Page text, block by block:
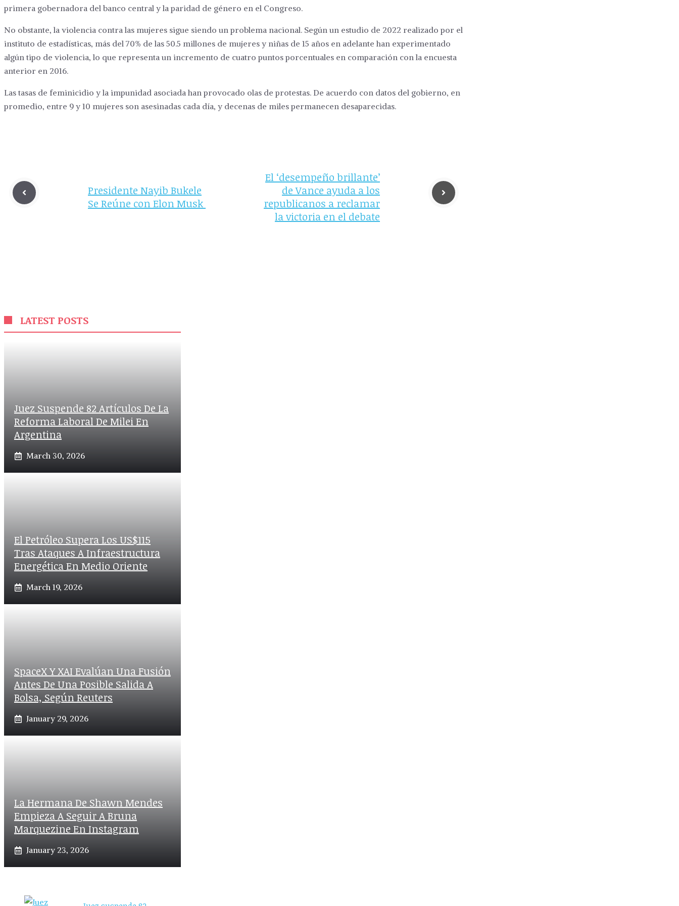
primera gobernadora del banco central y la paridad de género en el Congreso.
No obstante, la violencia contra las mujeres sigue siendo un problema nacional. Según un estudio de 2022 realizado por el
instituto de estadísticas, más del 70% de las 50.5 millones de mujeres y niñas de 15 años en adelante han experimentado
algún tipo de violencia, lo que representa un incremento de cuatro puntos porcentuales en comparación con la encuesta
anterior en 2016.
Las tasas de feminicidio y la impunidad asociada han provocado olas de protestas. De acuerdo con datos del gobierno, en
promedio, entre 9 y 10 mujeres son asesinadas cada día, y decenas de miles permanecen desaparecidas.
Presidente Nayib Bukele
Se Reúne con Elon Musk
El ‘desempeño brillante’
de Vance ayuda a los
republicanos a reclamar
la victoria en el debate
LATEST POSTS
Juez Suspende 82 Artículos De La
Reforma Laboral De Milei En
Argentina
March 30, 2026
El Petróleo Supera Los US$115
Tras Ataques A Infraestructura
Energética En Medio Oriente
March 19, 2026
SpaceX Y XAI Evalúan Una Fusión
Antes De Una Posible Salida A
Bolsa, Según Reuters
January 29, 2026
La Hermana De Shawn Mendes
Empieza A Seguir A Bruna
Marquezine En Instagram
January 23, 2026